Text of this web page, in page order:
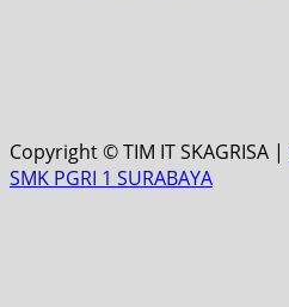
Copyright © TIM IT SKAGRISA |
SMK PGRI 1 SURABAYA